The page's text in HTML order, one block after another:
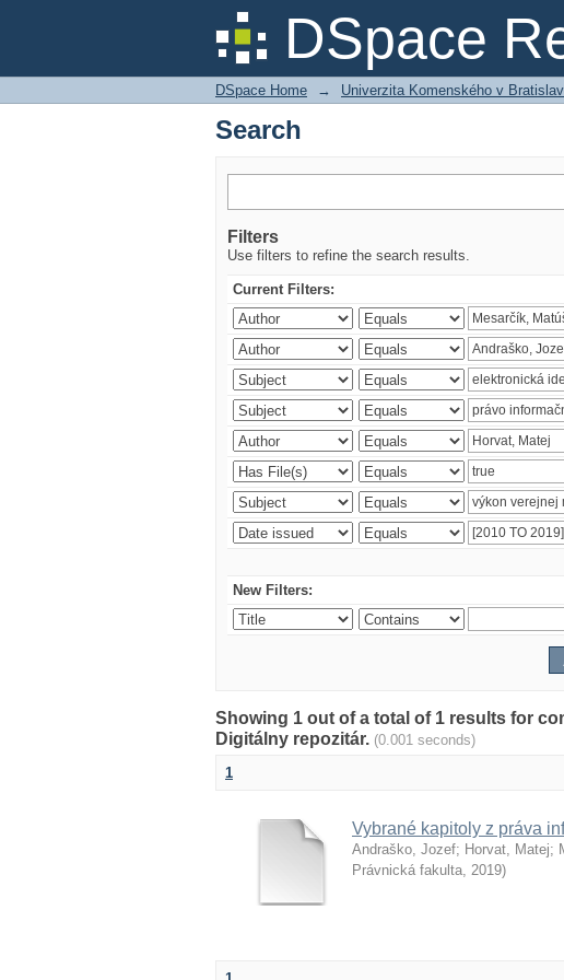
DSpace
Search
DSpace Home → Univerzita Komenského v
Search
Filters
Use filters to refine the search results.
Current Filters:
New Filters:
Showing 1 out of a total of 1 results for
Digitálny repozitár. (0.001 seconds)
1
Vybrané kapitoly z práva
Andraško, Jozef; Horvat, Matej;
Právnická fakulta, 2019)